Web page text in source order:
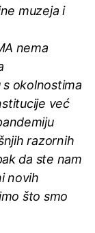
muzeja i
nema
s okolnostima
već
razornih
da ste nam
novih
što smo